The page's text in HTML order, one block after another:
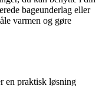
bageunderlag eller
varmen og gøre
en praktisk løsning